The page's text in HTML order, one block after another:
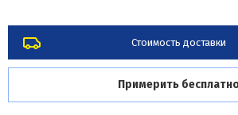
Стоимость доставки
Примерить